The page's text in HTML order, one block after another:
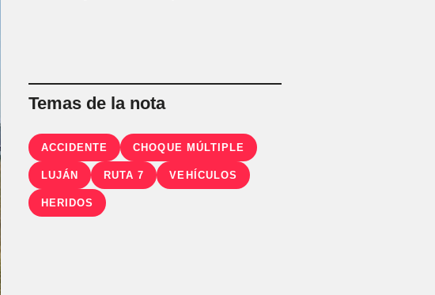
Temas de la nota
ACCIDENTE CHOQUE MÚLTIPLE
LUJÁN RUTA 7 VEHÍCULOS
HERIDOS